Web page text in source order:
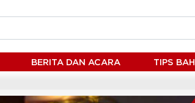
BERITA DAN ACARA TIPS